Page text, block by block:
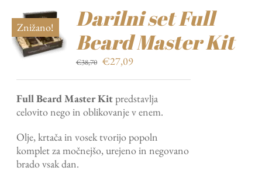
Znižano!
Darilni set Full
Beard Master Kit
€38,70 Izvirna
bila:
€38,70.
€27,09Trenutna
€27,09.
Full Beard Master Kitpredstavlja
celovito nego in oblikovanje v enem.
Olje, krtača in vosek tvorijo popoln
komplet za močnejšo, urejeno in negovano
brado vsak dan.